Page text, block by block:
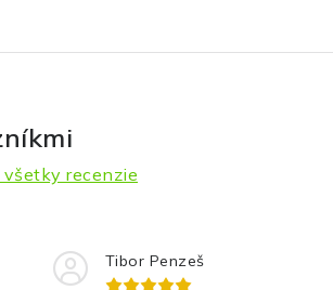
recenzie
Tibor Penzeš